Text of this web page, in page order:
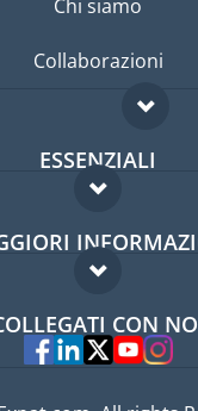
Chi siamo
Collaborazioni
ESSENZIALI
Forum per expat
Guida per expat
Domande frequenti
EspertiCON